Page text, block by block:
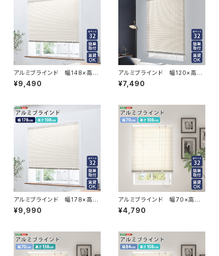
アルミブラインド 幅148×高さ
183cm SH-29-TAB148-18
3
¥9,490
アルミブラインド 幅120×高さ
138cm SH-29-TAB120-13
8
¥7,490
アルミブラインド 幅178×高さ
108cm SH-29-TAB178-10
8
¥9,990
アルミブラインド 幅70×高さ1
08cm SH-29-TAB70-108
¥4,790